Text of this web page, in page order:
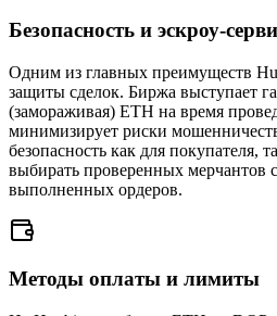
Безопасность и эскроу-
Одним из главных преимуществ
защиты сделок. Биржа выступает
(замораживая) ETH на время
минимизирует риски
безопасность как для покупателя,
выбирать проверенных мерчантов
выполненных ордеров.
Методы оплаты и лимиты